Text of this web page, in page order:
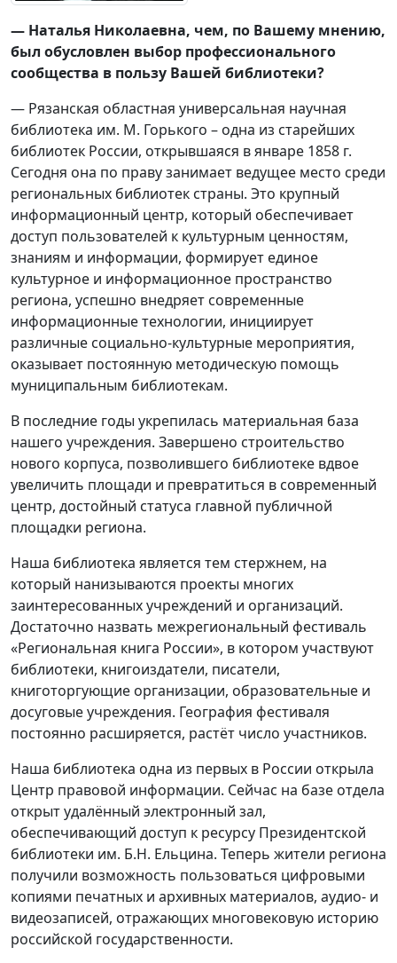
— Наталья Николаевна, чем, по Вашему мнению,
был обусловлен выбор профессионального
сообщества в пользу Вашей библиотеки?
— Рязанская областная универсальная научная
библиотека им. М. Горького – одна из старейших
библиотек России, открывшаяся в январе 1858 г.
Сегодня она по праву занимает ведущее место среди
региональных библиотек страны. Это крупный
информационный центр, который обеспечивает
доступ пользователей к культурным ценностям,
знаниям и информации, формирует единое
культурное и информационное пространство
региона, успешно внедряет современные
информационные технологии, инициирует
различные социально-культурные мероприятия,
оказывает постоянную методическую помощь
муниципальным библиотекам.
В последние годы укрепилась материальная база
нашего учреждения. Завершено строительство
нового корпуса, позволившего библиотеке вдвое
увеличить площади и превратиться в современный
центр, достойный статуса главной публичной
площадки региона.
Наша библиотека является тем стержнем, на
который нанизываются проекты многих
заинтересованных учреждений и организаций.
Достаточно назвать межрегиональный фестиваль
«Региональная книга России», в котором участвуют
библиотеки, книгоиздатели, писатели,
книготоргующие организации, образовательные и
досуговые учреждения. География фестиваля
постоянно расширяется, растёт число участников.
Наша библиотека одна из первых в России открыла
Центр правовой информации. Сейчас на базе отдела
открыт удалённый электронный зал,
обеспечивающий доступ к ресурсу Президентской
библиотеки им. Б.Н. Ельцина. Теперь жители региона
получили возможность пользоваться цифровыми
копиями печатных и архивных материалов, аудио- и
видеозаписей, отражающих многовековую историю
российской государственности.